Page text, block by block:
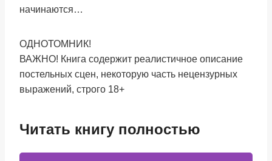
начинаются…
ОДНОТОМНИК!
ВАЖНО! Книга содержит реалистичное описание
постельных сцен, некоторую часть нецензурных
выражений, строго 18+
Читать книгу полностью